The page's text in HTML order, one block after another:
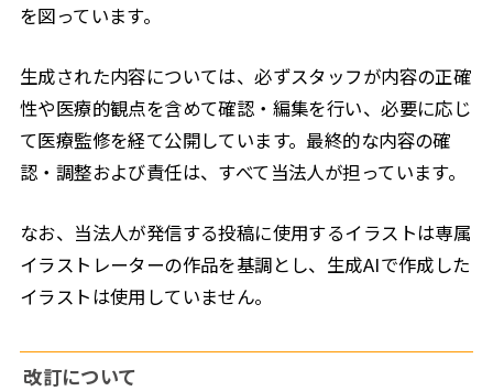
を図っています。
生成された内容については、必ずスタッフが内容の正確
性や医療的観点を含めて確認・編集を行い、必要に応じ
て医療監修を経て公開しています。最終的な内容の確
認・調整および責任は、すべて当法人が担っています。
なお、当法人が発信する投稿に使用するイラストは専属
イラストレーターの作品を基調とし、生成AIで作成した
イラストは使用していません。
改訂について